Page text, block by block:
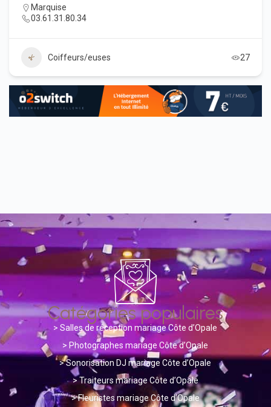
Marquise
03.61.31.80.34
Coiffeurs/euses 27
Catégories populaires
>Salles de réception mariage Côte d’Opale
> Photographes mariage Côte d’Opale
>Sonorisation DJ mariage Côte d’Opale
>Traiteurs mariage Côte d’Opale
>Fleuristes mariage Côte d’Opale